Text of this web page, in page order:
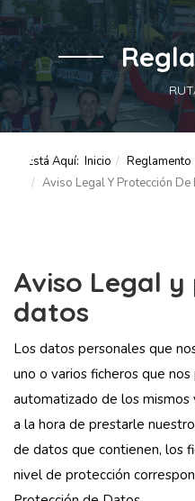
Está Aquí: Inicio Reglamento
Aviso Legal Y Protección De
Aviso Legal
datos
Los datos personales que
uno o varios ficheros que
automatizado de los mismos
a la hora de prestarle
de datos que contienen, los
nivel de protección